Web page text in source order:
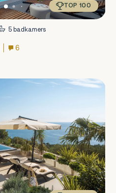
TOP 100
5 badkamers
6